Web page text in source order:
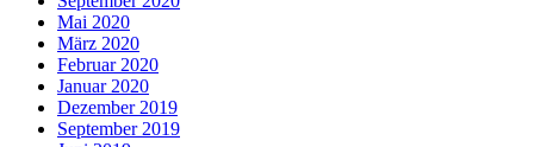
Mai 2020
März 2020
Februar 2020
Januar 2020
Dezember 2019
September 2019